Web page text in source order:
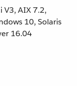
V3, AIX 7.2,
10, Solaris
16.04